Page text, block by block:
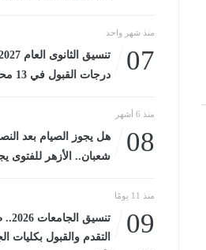
منذ شهر واحد
07
درجات القبول في 13 محافظة
منذ 6 أشهر
08
هل يجوز الصيام بعد
شعبان.. الأزهر للفتوى
منذ 11 يومًا
09
تنسيق
التقدم والقبول بكليات